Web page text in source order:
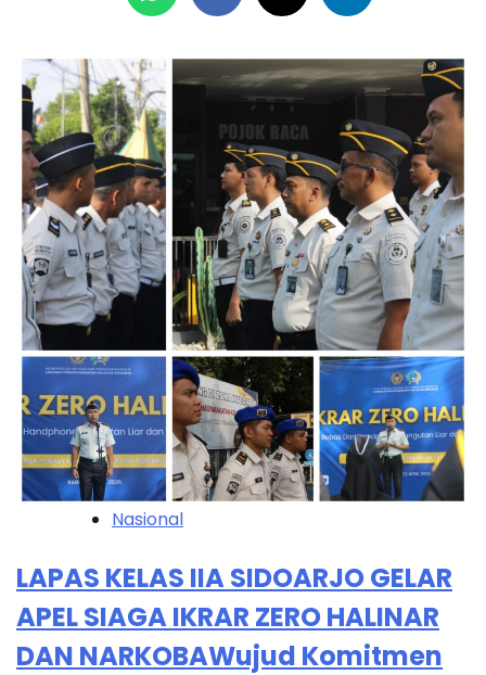
Nasional
LAPAS KELAS IIA SIDOARJO GELAR
APEL SIAGA IKRAR ZERO HALINAR
DAN NARKOBAWujud Komitmen